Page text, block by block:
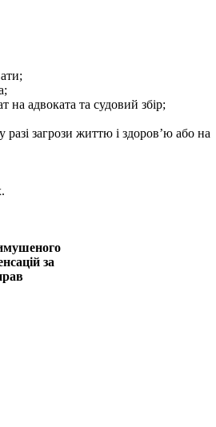
на адвоката та судовий збір;
загрози життю і здоров’ю або на
за